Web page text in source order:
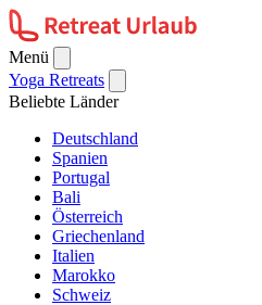
Menü
Yoga Retreats
Beliebte Länder
Deutschland
Spanien
Portugal
Bali
Österreich
Griechenland
Italien
Marokko
Schweiz